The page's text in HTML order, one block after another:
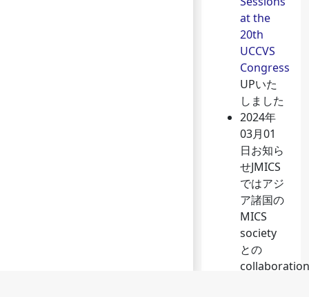
at the
20th
UCCVS
Congress
UPいた
しました
2024年
03月01
日お知ら
せJMICS
ではアジ
ア諸国の
MICS
society
との
collaboration